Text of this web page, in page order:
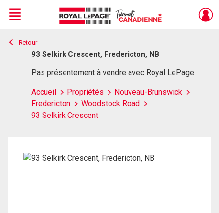
Live
En Direct
Menu
Retour
93 Selkirk Crescent, Fredericton, NB
Pas présentement à vendre avec Royal LePage
Accueil Propriétés
Nouveau-Brunswick
Fredericton
Woodstock Road
93 Selkirk Crescent